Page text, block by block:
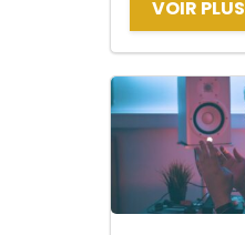
VOIR PLUS